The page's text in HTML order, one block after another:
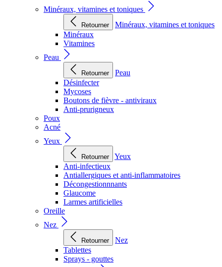
Minéraux, vitamines et toniques
Retourner
Minéraux, vitamines et toniques
Minéraux
Vitamines
Peau
Retourner
Peau
Désinfecter
Mycoses
Boutons de fièvre - antiviraux
Anti-prurigneux
Poux
Acné
Yeux
Retourner
Yeux
Anti-infectieux
Antiallergiques et anti-inflammatoires
Décongestionnnants
Glaucome
Larmes artificielles
Oreille
Nez
Retourner
Nez
Tablettes
Sprays - gouttes